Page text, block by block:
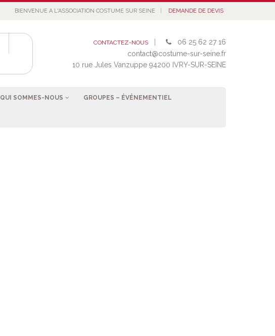
BIENVENUE A L'ASSOCIATION COSTUME SUR SEINE DEMANDE DE DEVIS
CONTACTEZ-NOUS
06 25 62 27 16
contact@costume-sur-seine.fr
10 rue Jules Vanzuppe 94200 IVRY-SUR-SEINE
QUI SOMMES-NOUS GROUPES – ÉVÉNEMENTIEL